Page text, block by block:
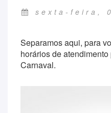
sexta-feira,
Separamos aqui, para
horários de
Carnaval.